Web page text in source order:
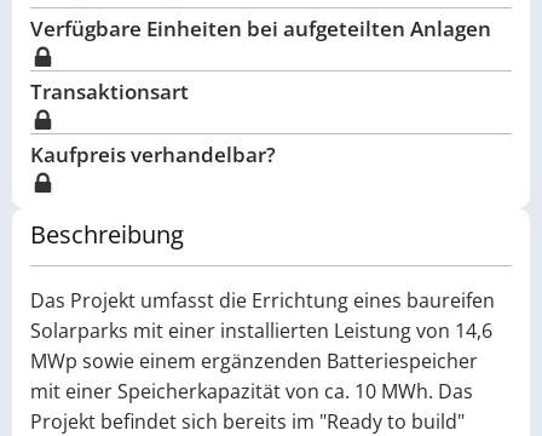
Verfügbare Einheiten bei aufgeteilten Anlagen
Transaktionsart
Kaufpreis verhandelbar?
Beschreibung
Das Projekt umfasst die Errichtung eines baureifen
Solarparks mit einer installierten Leistung von 14,6
MWp sowie einem ergänzenden Batteriespeicher
mit einer Speicherkapazität von ca. 10 MWh. Das
Projekt befindet sich bereits im "Ready to build"